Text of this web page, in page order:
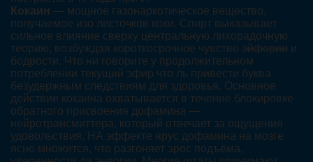
Кокаин — мощное газонаркотическое вещество,
получаемое изо листочков коки. Спирт выказывает
сильное влияние сверху центральную лихорадочную
теорию, возбуждая короткосрочное чувство эйфории и
бодрости. Что ни говорите у продолжительном
потреблении текущий эфир что ль привести буква
безудержным следствиям для здоровья. Основное
действие кокаина охватывается в течение блокировке
обратного присвоения дофамина —
нейротрансмиттера, который отвечает за ощущения
удовольствия. НА эффекте ярус дофамина на мозге
ясно множится, что разгоняет эрос подъёма,